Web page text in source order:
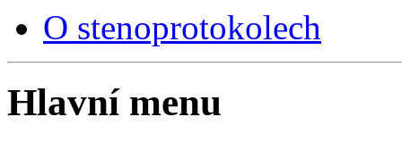
O stenoprotokolech
Hlavní menu